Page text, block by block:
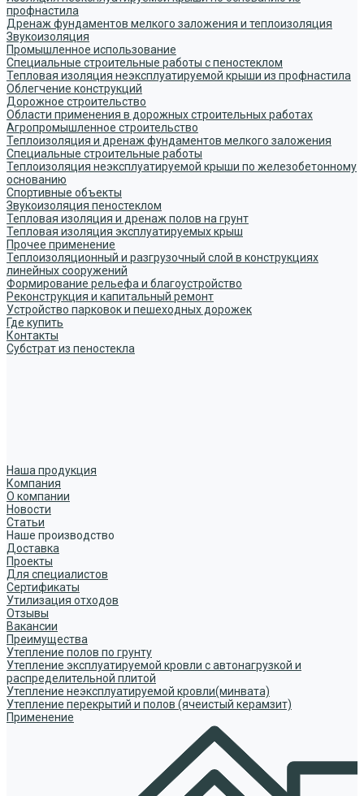
профнастила
Дренаж фундаментов мелкого заложения и теплоизоляция
Звукоизоляция
Промышленное использование
Специальные строительные работы с пеностеклом
Тепловая изоляция неэксплуатируемой крыши из профнастила
Облегчение конструкций
Дорожное строительство
Области применения в дорожных строительных работах
Агропромышленное строительство
Теплоизоляция и дренаж фундаментов мелкого заложения
Специальные строительные работы
Теплоизоляция неэксплуатируемой крыши по железобетонному
основанию
Спортивные объекты
Звукоизоляция пеностеклом
Тепловая изоляция и дренаж полов на грунт
Тепловая изоляция эксплуатируемых крыш
Прочее применение
Теплоизоляционный и разгрузочный слой в конструкциях
линейных сооружений
Формирование рельефа и благоустройство
Реконструкция и капитальный ремонт
Устройство парковок и пешеходных дорожек
Где купить
Контакты
Субстрат из пеностекла
Наша продукция
Компания
О компании
Новости
Статьи
Наше производство
Доставка
Проекты
Для специалистов
Сертификаты
Утилизация отходов
Отзывы
Вакансии
Преимущества
Утепление полов по грунту
Утепление эксплуатируемой кровли с автонагрузкой и
распределительной плитой
Утепление неэксплуатируемой кровли(минвата)
Утепление перекрытий и полов (ячеистый керамзит)
Применение